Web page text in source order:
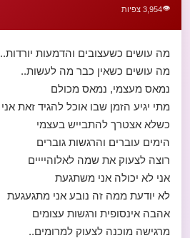
👁️3,954 צפיות
מה עושים כשעצובים והדמעות יורדות..
מה עושים כשאין כבר מה לעשות..
נמאס מעצמי, נמאס מכולם
מתי יגיע הזמן שבו אוכל להגיד זאת אני
כשלא אצטרך להתבייש בעצמי
הימים עוברים והרגשות גוברים
רוצה לצעוק את שמה לאלוהיייים
אני לא יכולה אני משתגעת
לא יודעת ממה זה נובע אני מתגעגעת
אהבה אינסופית ורגשות עצומים
מרגישה מוכנה לצעוק למרומים..